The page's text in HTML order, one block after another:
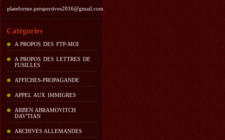
plateforme.perspectives2016@gmail.com
Catégories
A PROPOS DES FTP-MOI
A PROPOS DES LETTRES DE
FUSILLES
AFFICHES-PROPAGANDE
APPEL AUX IMMIGRES
ARBEN ABRAMOVITCH
DAV'TIAN
ARCHIVES ALLEMANDES